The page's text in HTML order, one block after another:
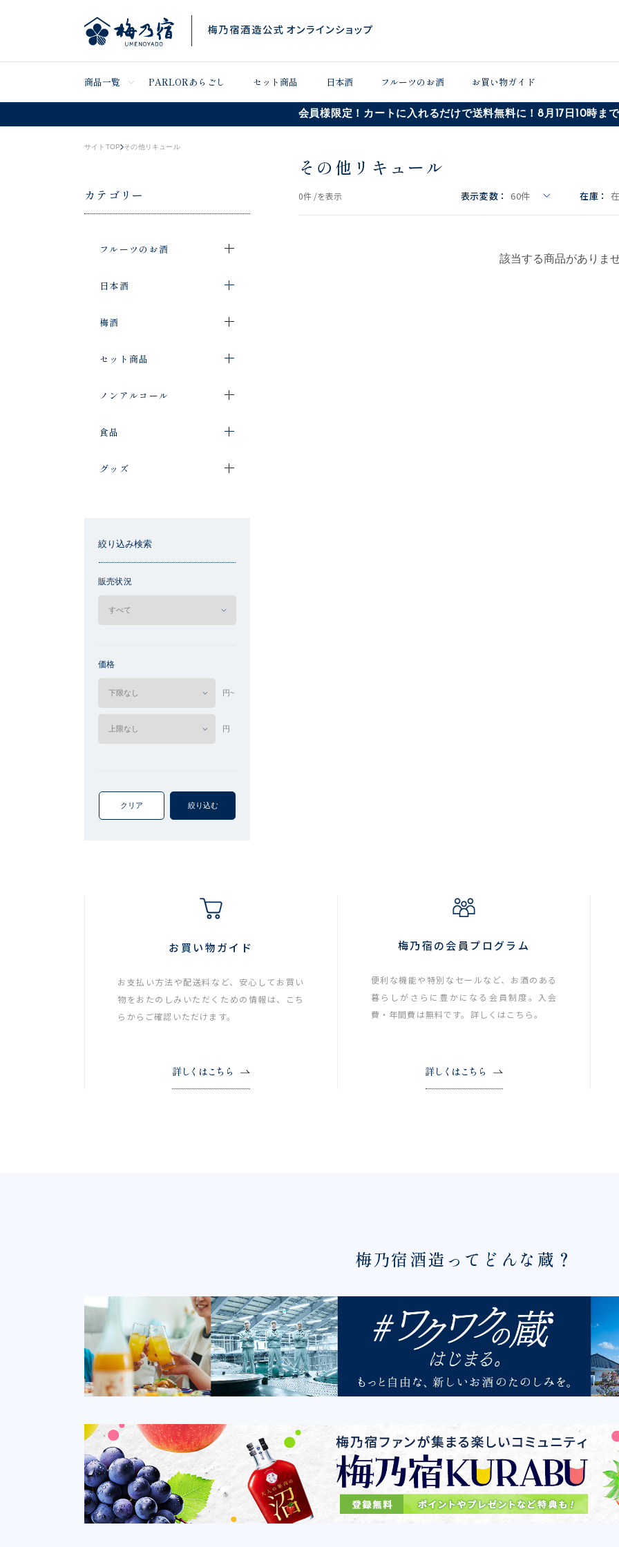
商品一覧 PARLORあらごし セット商品 日本酒 フルーツのお酒 お買い物ガイド
会員様限定！カートに入れるだけで送料無料に！8月17日10時ま
サイトTOP その他リキュール
カテゴリー
フルーツのお酒
日本酒
梅酒
セット商品
ノンアルコール
食品
グッズ
絞り込み検索
販売状況
価格
円~
円
クリア 絞り込む
その他リキュール
0件 /を表示 表示変数： 60件 在庫：
該当する商品がありま
お買い物ガイド
お支払い方法や配送料など、安心してお買い
物をおたのしみいただくための情報は、こち
らからご確認いただけます。
詳しくはこちら
梅乃宿の会員プログラム
便利な機能や特別なセールなど、お酒のある
暮らしがさらに豊かになる会員制度。入会
費・年間費は無料です。詳しくはこちら。
詳しくはこちら
梅乃宿酒造ってどんな蔵？